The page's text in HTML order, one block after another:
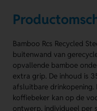
Bamboo Rcs Recycled
buitenwand van
opvallende bamboe
extra grip. De inhoud is
afsluitbare drinkopening.
koffiebeker kan op de
ontwerp, individueel per